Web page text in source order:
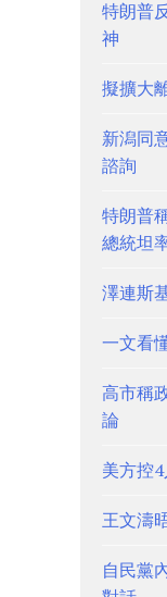
特朗普
神
擬擴大
新潟同
諮詢
特朗普
總統坦
澤連斯
一文看
高市稱
論
美方控
王文濤
自民黨